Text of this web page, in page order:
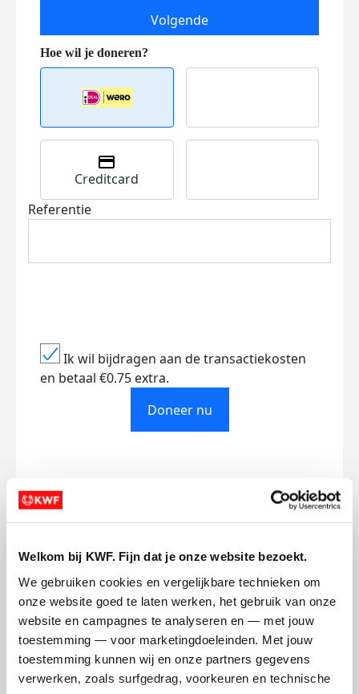
Welkom bij KWF. Fijn dat je onze website bezoekt.
We gebruiken cookies en vergelijkbare technieken om
onze website goed te laten werken, het gebruik van onze
website en campagnes te analyseren en — met jouw
toestemming — voor marketingdoeleinden. Met jouw
toestemming kunnen wij en onze partners gegevens
verwerken, zoals surfgedrag, voorkeuren en technische
Volgende
Creditcard
Referentie
Ik wil bijdragen aan de transactiekosten
en betaal €0.75 extra.
Doneer nu
Opgehaald
€0
Streefbedrag
€500
Doneer
Juun's badges